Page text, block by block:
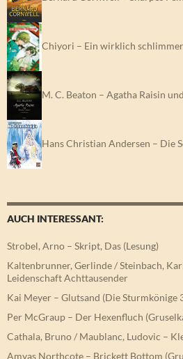
Chiyori – Ein wirklich
M. C. Beaton – Agatha Raisin
Hans Christian Andersen – Die
AUCH INTERESSANT:
Strobel, Arno – Skript, Das (Lesung)
Kaltenbrunner, Gerlinde / Steinbach,
Leidenschaft Achttausender
Kai Meyer – Glutsand (Die Sturmkönige
Per McGraup – Der Hexenfluch
Cathala, Bruno / Maublanc, Ludovic –
Amyas Northcote – Brickett Bottom